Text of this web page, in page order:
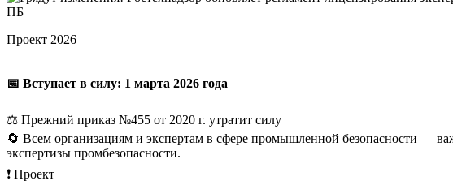
Проект 2026
📅 Вступает в силу: 1 марта 2026 года
⚖️ Прежний приказ №455 от 2020 г. утратит силу
🔄 Всем организациям и экспертам в сфере промышленной безопасности —
экспертизы промбезопасности.
❗ Проект